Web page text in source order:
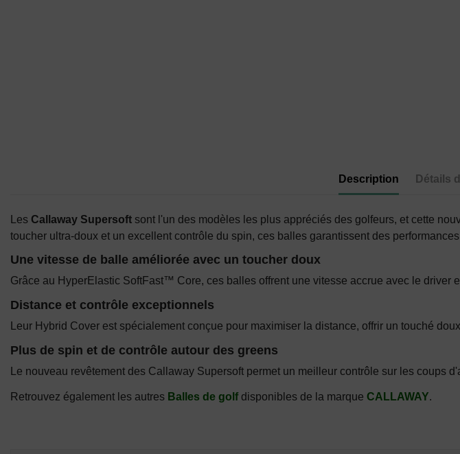
Description Détails
Les Callaway Supersoft sont l'un des modèles les plus appréciés des golfeurs, et cette
toucher ultra-doux et un excellent contrôle du spin, ces balles garantissent des
Une vitesse de balle améliorée avec un toucher doux
Grâce au HyperElastic SoftFast™ Core, ces balles offrent une vitesse accrue avec le driver
Distance et contrôle exceptionnels
Leur Hybrid Cover est spécialement conçue pour maximiser la distance, offrir un touché
Plus de spin et de contrôle autour des greens
Le nouveau revêtement des Callaway Supersoft permet un meilleur contrôle sur les coups
Retrouvez également les autres Balles de golfdisponibles de la marque CALLAWAY.